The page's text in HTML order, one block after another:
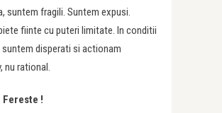
suntem fragili. Suntem expusi.
fiinte cu puteri limitate. In conditii
disperati si actionam
nu rational.
Fereste !